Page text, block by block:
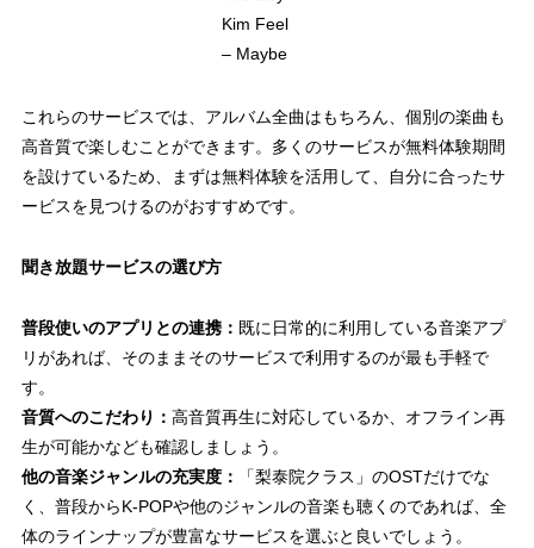
Kim Feel
– Maybe
これらのサービスでは、アルバム全曲はもちろん、個別の楽曲も
高音質で楽しむことができます。多くのサービスが無料体験期間
を設けているため、まずは無料体験を活用して、自分に合ったサ
ービスを見つけるのがおすすめです。
聞き放題サービスの選び方
普段使いのアプリとの連携： 既に日常的に利用している音楽アプ
リがあれば、そのままそのサービスで利用するのが最も手軽で
す。
音質へのこだわり： 高音質再生に対応しているか、オフライン再
生が可能かなども確認しましょう。
他の音楽ジャンルの充実度：
「梨泰院クラス」のOSTだけでな
く、普段からK-POPや他のジャンルの音楽も聴くのであれば、全
体のラインナップが豊富なサービスを選ぶと良いでしょう。